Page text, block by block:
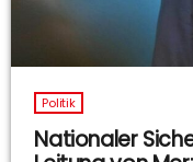
Politik
Nationaler